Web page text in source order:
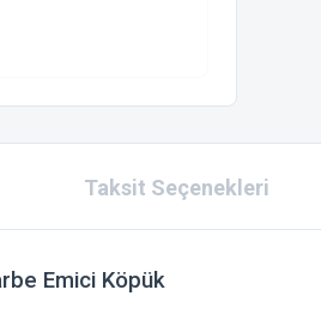
Taksit Seçenekleri
Emici Köpük